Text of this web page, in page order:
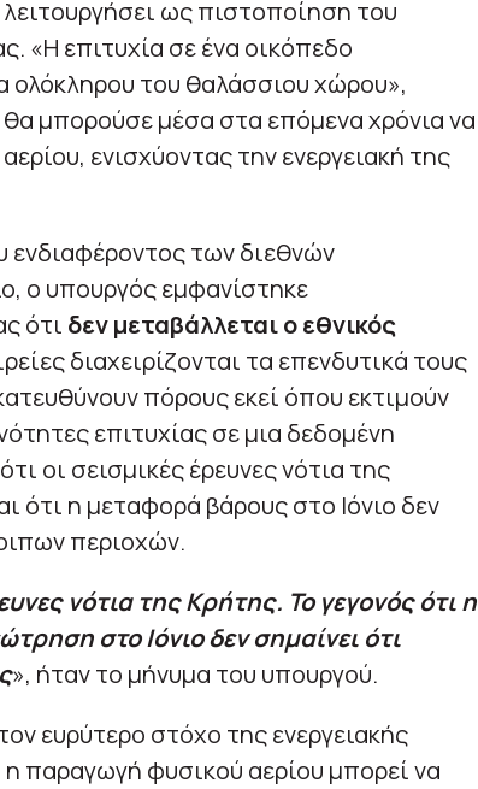
ως πιστοποίηση του
«Η επιτυχία σε ένα οικόπεδο
ολόκληρου του θαλάσσιου χώρου»,
μπορούσε μέσα στα επόμενα χρόνια να
ενισχύοντας την ενεργειακή της
ενδιαφέροντος των διεθνών
ο υπουργός εμφανίστηκε
ότι δεν μεταβάλλεται ο εθνικός
διαχειρίζονται τα επενδυτικά τους
πόρους εκεί όπου εκτιμούν
επιτυχίας σε μια δεδομένη
οι σεισμικές έρευνες νότια της
ότι η μεταφορά βάρους στο Ιόνιο δεν
περιοχών.
νότια της Κρήτης. Το γεγονός ότι η
στο Ιόνιο δεν σημαίνει ότι
», ήταν το μήνυμα του υπουργού.
ευρύτερο στόχο της ενεργειακής
παραγωγή φυσικού αερίου μπορεί να